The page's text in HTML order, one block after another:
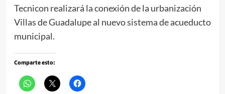
Tecnicon realizará la conexión de la urbanización
Villas de Guadalupe al nuevo sistema de acueducto
municipal.
Comparte esto: